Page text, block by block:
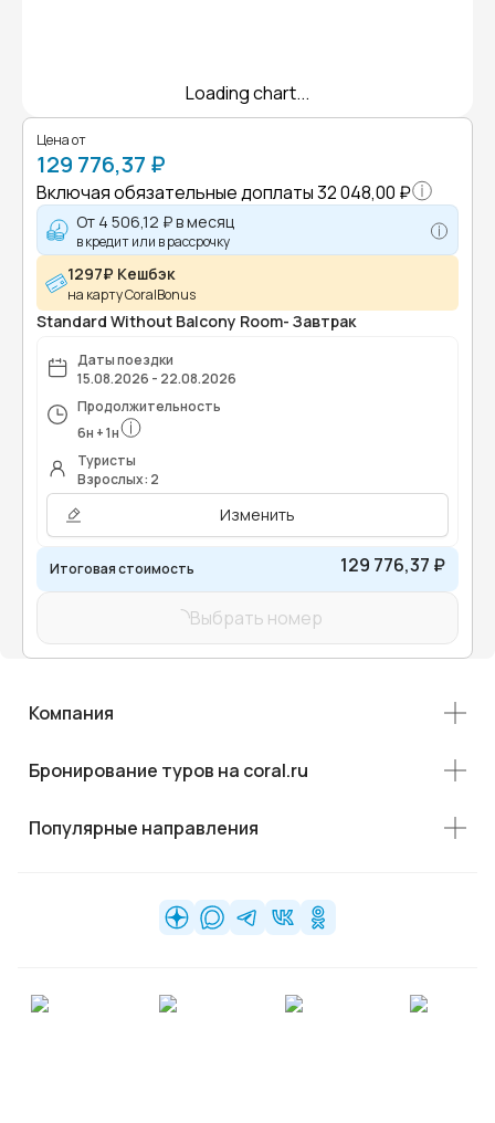
Loading chart...
Цена от
129 776,37 ₽
Включая обязательные доплаты32 048,00 ₽
От 4 506,12 ₽в месяц
в кредит или в рассрочку
1297₽ Кешбэк
на карту CoralBonus
Standard Without Balcony Room- Завтрак
Даты поездки
15.08.2026 - 22.08.2026
Продолжительность
6н +1н
Туристы
Взрослых: 2
Изменить
Итоговая стоимость 129 776,37 ₽
Выбрать номер
Компания
Бронирование туров на coral.ru
Популярные направления